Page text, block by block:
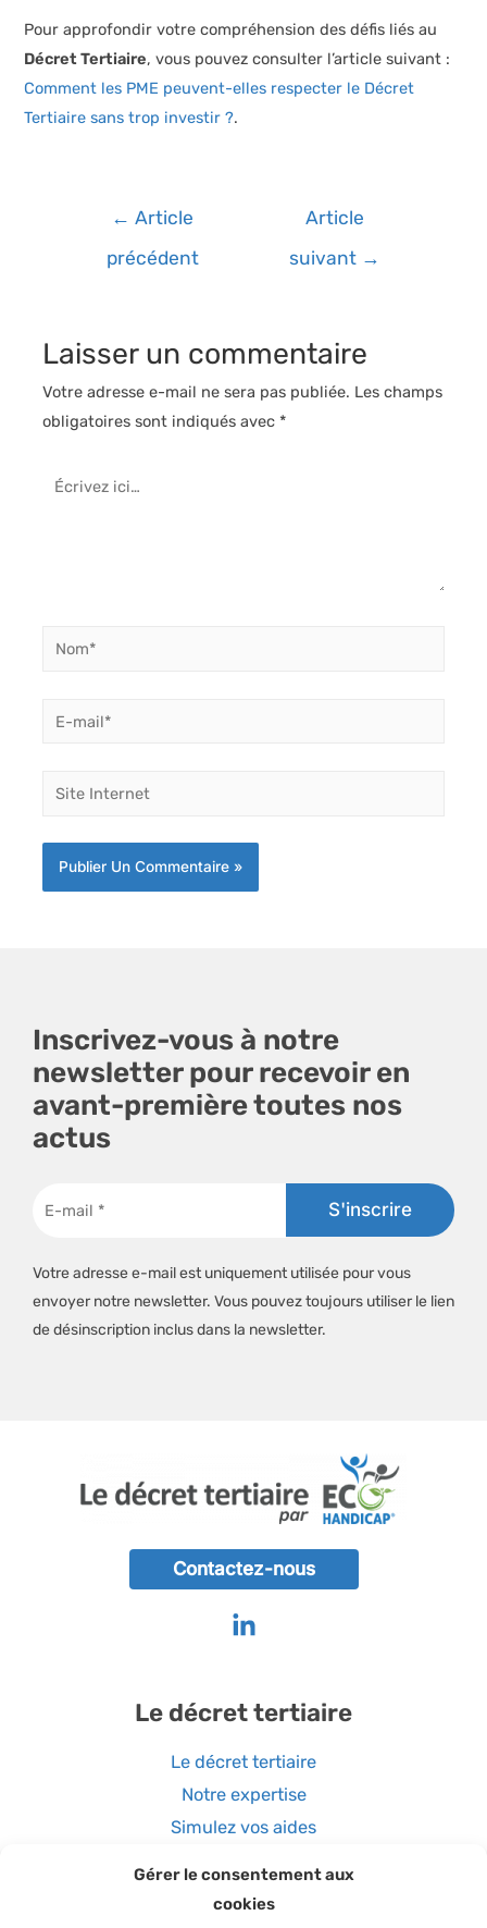
Gérer le consentement aux
cookies
Pour approfondir votre compréhension des défis liés au
Décret Tertiaire, vous pouvez consulter l’article suivant :
Comment les PME peuvent-elles respecter le Décret
Tertiaire sans trop investir ?.
Navigation
l’article
← Article
précédent
Article
suivant →
Laisser un commentaire
Votre adresse e-mail ne sera pas publiée. Les champs
obligatoires sont indiqués avec *
Écrivez
Nom*
E-
Site
Inscrivez-vous à notre
newsletter pour recevoir en
avant-première toutes nos
actus
Votre adresse e-mail est uniquement utilisée pour vous
envoyer notre newsletter. Vous pouvez toujours utiliser le lien
de désinscription inclus dans la newsletter.
Contactez-nous
Le décret tertiaire
Le décret tertiaire
Notre expertise
Simulez vos aides
Coordonnées